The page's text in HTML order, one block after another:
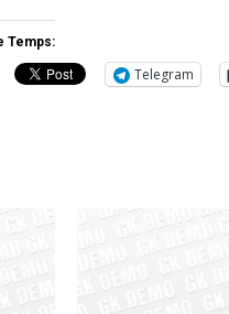
Temps:
Telegram